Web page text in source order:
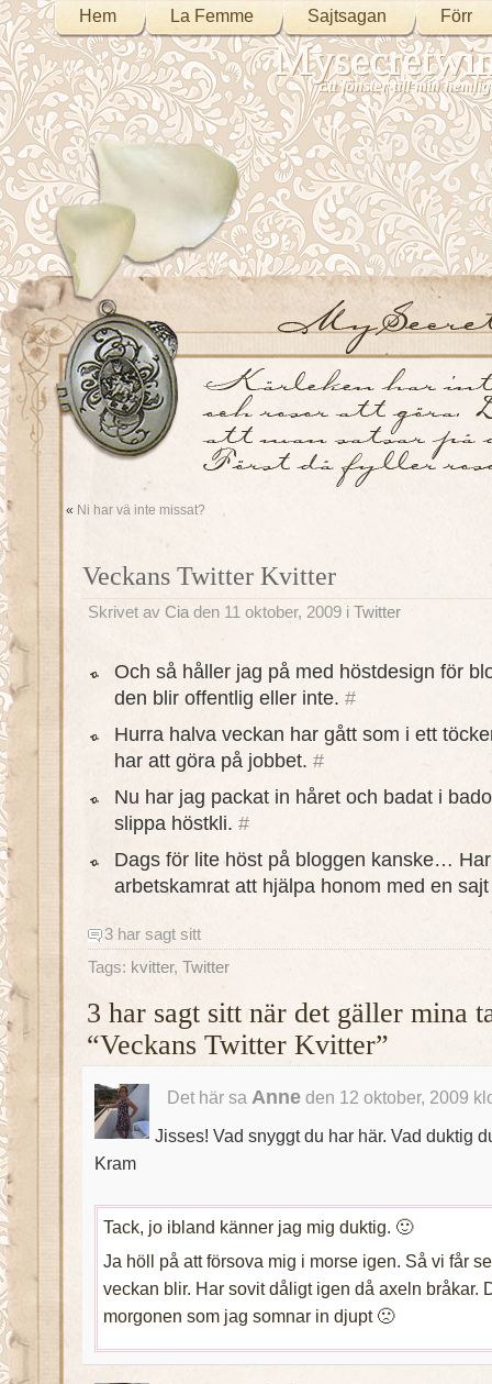
Hem La Femme Sajtsagan Förr
Ett fönster till min
« Ni har vä inte missat?
Veckans Twitter Kvitter
Skrivet av Cia den 11 oktober, 2009 i Twitter
Och så håller jag på med höstdesign för
den blir offentlig eller inte.#
Hurra halva veckan har gått som i ett
har att göra på jobbet.#
Nu har jag packat in håret och badat i
slippa höstkli.#
Dags för lite höst på bloggen kanske…
arbetskamrat att hjälpa honom med en
3 har sagt sitt
Tags: kvitter, Twitter
3 har sagt sitt när det gäller mina
“Veckans Twitter Kvitter”
Det här sa Anneden 12 oktober, 2009
Jisses! Vad snyggt du har här. Vad duktig
Kram
Tack, jo ibland känner jag mig duktig. 🙂
Ja höll på att försova mig i morse igen. Så vi får
veckan blir. Har sovit dåligt igen då axeln bråkar.
morgonen som jag somnar in djupt 🙁